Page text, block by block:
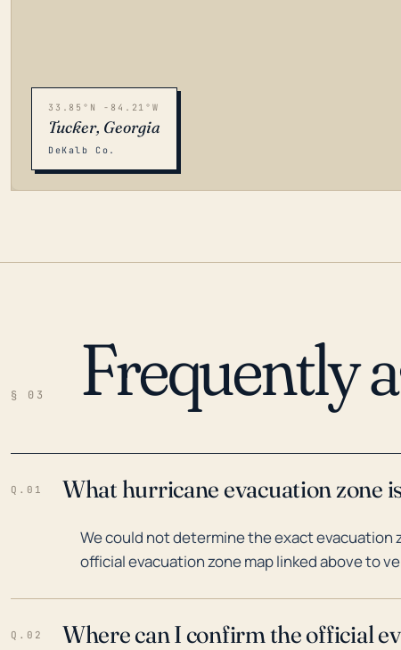
33.85°N -84.21°W
Tucker, Georgia
DeKalb Co.
§ 03 Frequently
Q.01 What hurricane evacuation zone
We could not determine the exact evacuation
official evacuation zone map linked above to
Q.02 Where can I confirm the official